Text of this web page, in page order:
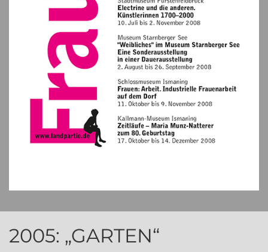
2005: „GARTEN“